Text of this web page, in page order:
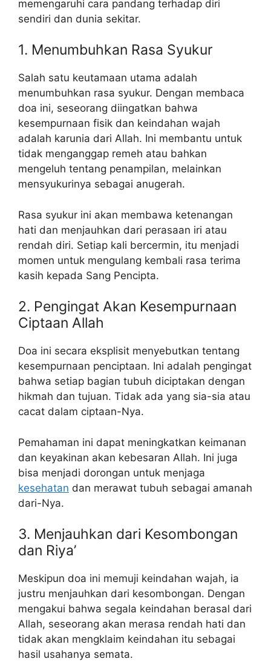
memengaruhi cara pandang terhadap diri
sendiri dan dunia sekitar.
1. Menumbuhkan Rasa Syukur
Salah satu keutamaan utama adalah
menumbuhkan rasa syukur. Dengan membaca
doa ini, seseorang diingatkan bahwa
kesempurnaan fisik dan keindahan wajah
adalah karunia dari Allah. Ini membantu untuk
tidak menganggap remeh atau bahkan
mengeluh tentang penampilan, melainkan
mensyukurinya sebagai anugerah.
Rasa syukur ini akan membawa ketenangan
hati dan menjauhkan dari perasaan iri atau
rendah diri. Setiap kali bercermin, itu menjadi
momen untuk mengulang kembali rasa terima
kasih kepada Sang Pencipta.
2. Pengingat Akan Kesempurnaan
Ciptaan Allah
Doa ini secara eksplisit menyebutkan tentang
kesempurnaan penciptaan. Ini adalah pengingat
bahwa setiap bagian tubuh diciptakan dengan
hikmah dan tujuan. Tidak ada yang sia-sia atau
cacat dalam ciptaan-Nya.
Pemahaman ini dapat meningkatkan keimanan
dan keyakinan akan kebesaran Allah. Ini juga
bisa menjadi dorongan untuk menjaga
kesehatan dan merawat tubuh sebagai amanah
dari-Nya.
3. Menjauhkan dari Kesombongan
dan Riya’
Meskipun doa ini memuji keindahan wajah, ia
justru menjauhkan dari kesombongan. Dengan
mengakui bahwa segala keindahan berasal dari
Allah, seseorang akan merasa rendah hati dan
tidak akan mengklaim keindahan itu sebagai
hasil usahanya semata.